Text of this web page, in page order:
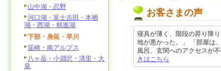
お客さまの声
寝具が薄く、階段の昇り降
地が悪かった。」 「部屋は
風呂、玄関へのアクセスが
きはこちら
山中湖・忍野
河口湖・富士吉田・本栖
湖・西湖・精進湖
下部・身延・早川
韮崎・南アルプス
八ヶ岳・小淵沢・清里・大
泉